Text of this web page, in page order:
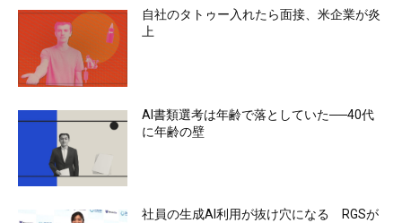
自社のタトゥー入れたら面接、米企業が炎
上
AI書類選考は年齢で落としていた──40代
に年齢の壁
社員の生成AI利用が抜け穴になる RGSが